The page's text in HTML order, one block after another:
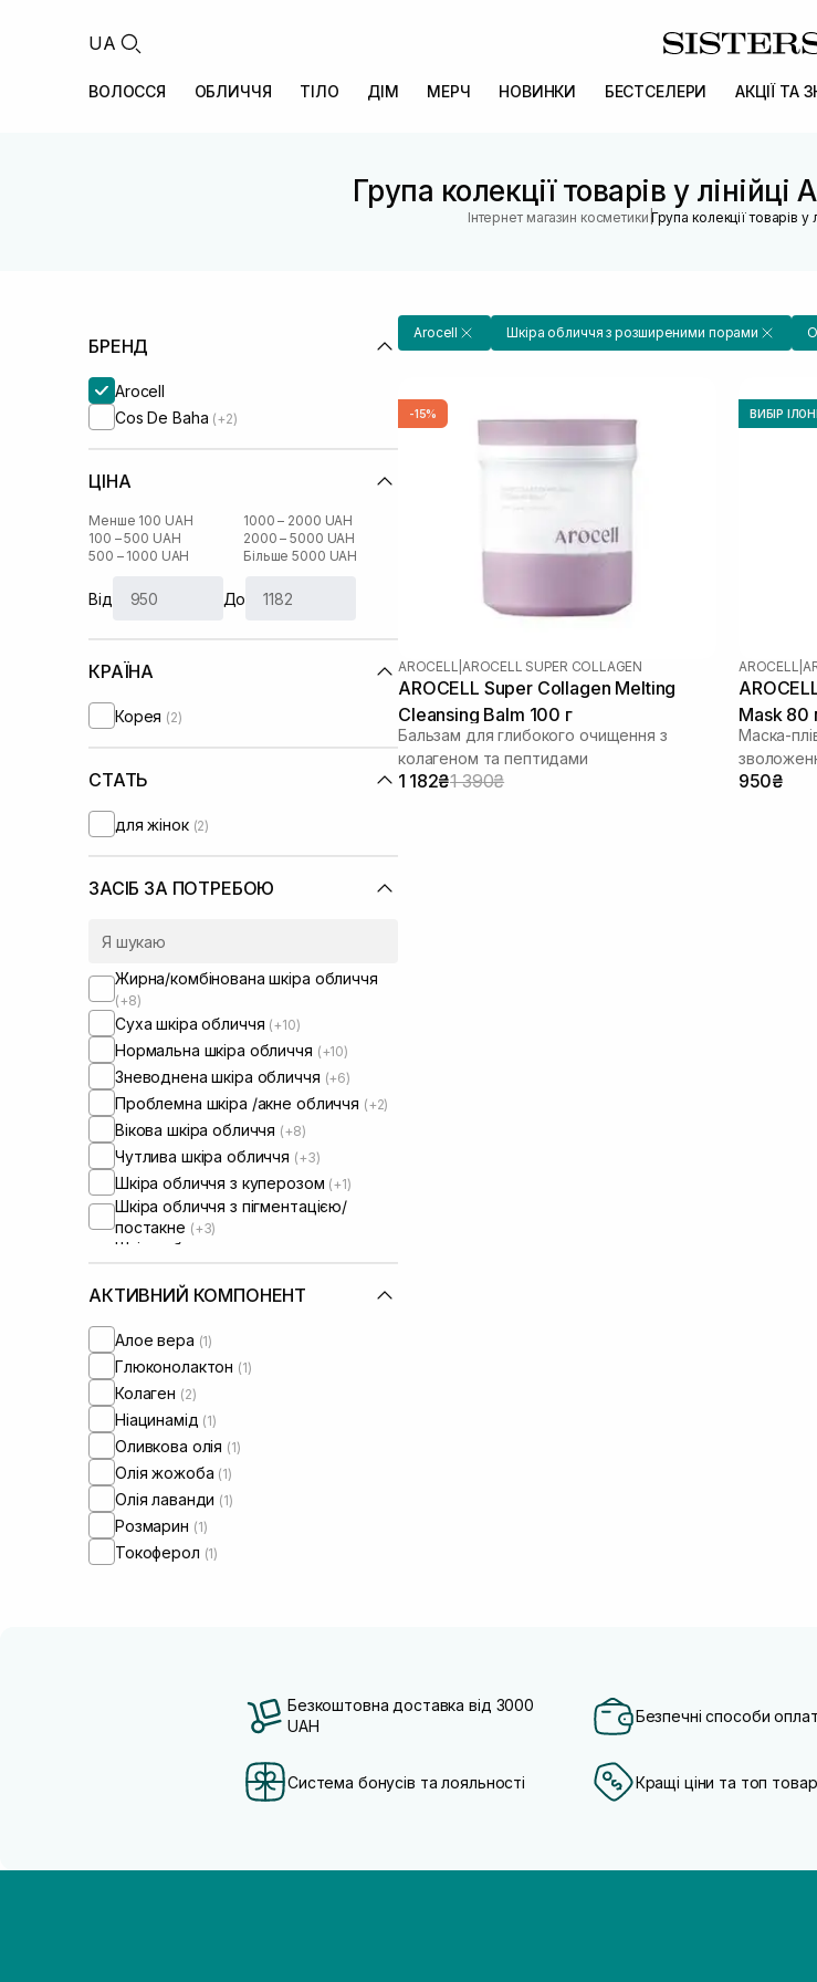
UA
ВОЛОССЯ ОБЛИЧЧЯ ТІЛО ДІМ МЕРЧ НОВИНКИ БЕСТСЕЛЕРИ АКЦІЇ ТА
Група колекції товарів у
Інтернет магазин косметики |Група колекції товарів у
БРЕНД
Arocell
Cos De Baha (+2)
ЦІНА
Менше 100 UAH
100 – 500 UAH
500 – 1000 UAH
1000 – 2000 UAH
2000 – 5000 UAH
Більше 5000 UAH
Від До
КРАЇНА
Корея (2)
СТАТЬ
для жінок (2)
ЗАСІБ ЗА ПОТРЕБОЮ
Жирна/комбінована шкіра обличчя
(+8)
Суха шкіра обличчя (+10)
Нормальна шкіра обличчя (+10)
Зневоднена шкіра обличчя (+6)
Проблемна шкіра /акне обличчя (+2)
Вікова шкіра обличчя (+8)
Чутлива шкіра обличчя (+3)
Шкіра обличчя з куперозом (+1)
Шкіра обличчя з пігментацією/
постакне (+3)
Шкіра обличчя з розширеними
порами
Шкіра обличчя з порушеним
Шкіра обличчя з порушеним
мікробіомом
АКТИВНИЙ КОМПОНЕНТ
Алое вера (1)
Глюконолактон (1)
Колаген (2)
Ніацинамід (1)
Оливкова олія (1)
Олія жожоба (1)
Олія лаванди (1)
Розмарин (1)
Токоферол (1)
Arocell Шкіра обличчя з розширеними порами
-15%
AROCELL AROCELL SUPER COLLAGEN
AROCELL Super Collagen Melting
Cleansing Balm 100 г
Бальзам для глибокого очищення з
колагеном та пептидами
1 182₴1 390₴
ВИБІР
AROCELL
Mask 80
Маска-
950₴
Безкоштовна доставка від 3000
UAH
Безпечні способи
Система бонусів та лояльності Кращі ціни та топ